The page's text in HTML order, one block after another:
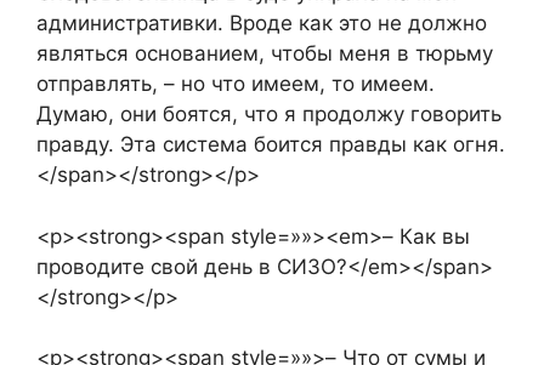
административки. Вроде как это не должно
являться основанием, чтобы меня в тюрьму
отправлять, – но что имеем, то имеем.
Думаю, они боятся, что я продолжу говорить
правду. Эта система боится правды как огня.
</span></strong></p>
<p><strong><span style=»»><em>– Как вы
проводите свой день в СИЗО?</em></span>
</strong></p>
<p><strong><span style=»»>– Что от сумы и